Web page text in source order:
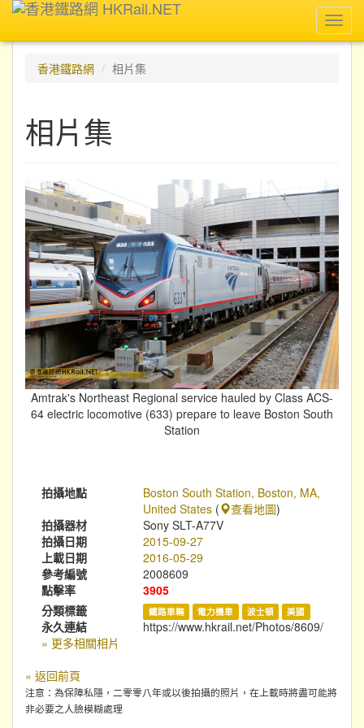
香港鐵路網
相片集
相片集
Amtrak's Northeast Regional service hauled by Class ACS-
64 electric locomotive (633) prepare to leave Boston South
Station
拍攝地點
Boston South Station, Boston, MA,
United States ( 查看地圖)
拍攝器材
Sony SLT-A77V
拍攝日期
2015-09-27
上載日期
2016-05-29
參考編號
2008609
點擊率
3905
分類標籤
鐵路車輛 電力機車 波士頓 美國
永久連結
https://www.hkrail.net/Photos/8609/
» 更多相關相片
« 返回前頁
注意：為保障私隱，二零零八年或以後拍攝的照片，在上載時將盡可能將
非必要之人臉模糊處理